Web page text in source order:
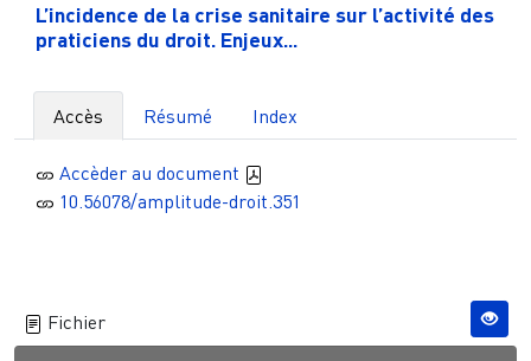
L’incidence de la crise sanitaire sur l’activité des
praticiens du droit. Enjeux...
Accès Résumé Index
Accèder au document
10.56078/amplitude-droit.351
Fichier